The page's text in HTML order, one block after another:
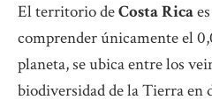
El territorio deCosta Rica
comprender únicamente el
planeta, se ubica entre los
biodiversidad de la Tierra en